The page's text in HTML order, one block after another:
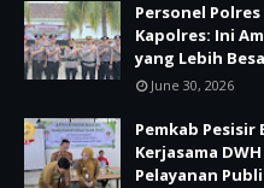
Personel
Kapolres: Ini
yang Lebih
June 30, 2026
Pemkab
Kerjasama
Pelayanan